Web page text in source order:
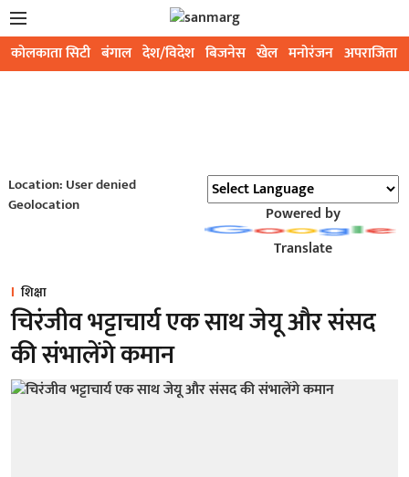
कोलकाता सिटी बंगाल देश/विदेश बिजनेस खेल मनोरंजन अपराजिता
Location: User denied
Geolocation
Powered by
Translate
शिक्षा
चिरंजीव भट्टाचार्य एक साथ जेयू और संसद
की संभालेंगे कमान